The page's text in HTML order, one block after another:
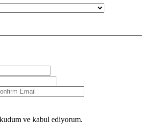
ve kabul ediyorum.